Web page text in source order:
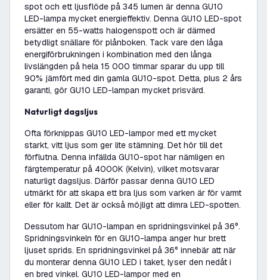
spot och ett ljusflöde på 345 lumen är denna GU10
LED-lampa mycket energieffektiv. Denna GU10 LED-spot
ersätter en 55-watts halogenspott och är därmed
betydligt snällare för plånboken. Tack vare den låga
energiförbrukningen i kombination med den långa
livslängden på hela 15 000 timmar sparar du upp till
90% jämfört med din gamla GU10-spot. Detta, plus 2 års
garanti, gör GU10 LED-lampan mycket prisvärd.
Naturligt dagsljus
Ofta förknippas GU10 LED-lampor med ett mycket
starkt, vitt ljus som ger lite stämning. Det hör till det
förflutna. Denna infällda GU10-spot har nämligen en
färgtemperatur på 4000K (Kelvin), vilket motsvarar
naturligt dagsljus. Därför passar denna GU10 LED
utmärkt för att skapa ett bra ljus som varken är för varmt
eller för kallt. Det är också möjligt att dimra LED-spotten.
Dessutom har GU10-lampan en spridningsvinkel på 36°.
Spridningsvinkeln för en GU10-lampa anger hur brett
ljuset sprids. En spridningsvinkel på 36° innebär att när
du monterar denna GU10 LED i taket, lyser den nedåt i
en bred vinkel. GU10 LED-lampor med en